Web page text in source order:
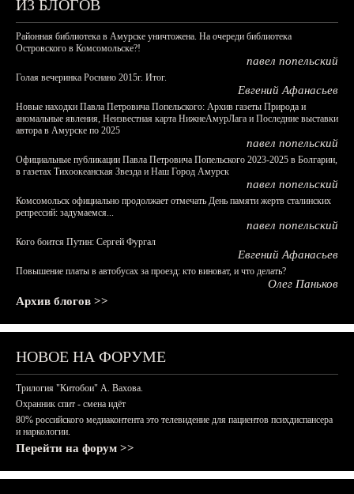
ИЗ БЛОГОВ
Районная библиотека в Амурске уничтожена. На очереди библиотека
Островского в Комсомольске?!
павел попельский
Голая вечеринка Роснано 2015г. Итог.
Евгений Афанасьев
Новые находки Павла Петровича Попельского: Архив газеты Природа и
аномальные явления, Неизвестная карта НижнеАмурЛага и Последние выставки
автора в Амурске по 2025
павел попельский
Официальные публикации Павла Петровича Попельского 2023-2025 в Болгарии,
в газетах Тихоокеанская Звезда и Наш Город Амурск
павел попельский
Комсомольск официально продолжает отмечать День памяти жертв сталинских
репрессий: задумаемся...
павел попельский
Кого боится Путин: Сергей Фургал
Евгений Афанасьев
Повышение платы в автобусах за проезд: кто виноват, и что делать?
Олег Паньков
Архив блогов >>
НОВОЕ НА ФОРУМЕ
Трилогия "Китобои" А. Вахова.
Охранник спит - смена идёт
80% российского медиаконтента это телевидение для пациентов психдиспансера
и наркологии.
Перейти на форум >>